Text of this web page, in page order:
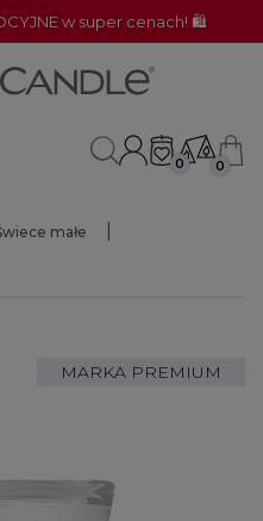
w super cenach! 🛍️
0 0
małe
MARKA PREMIUM